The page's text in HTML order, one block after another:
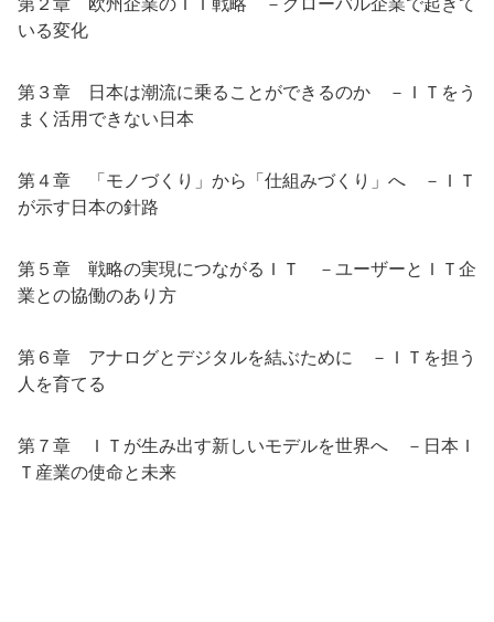
いる変化
第３章 日本は潮流に乗ることができるのか －ＩＴをう
まく活用できない日本
第４章 「モノづくり」から「仕組みづくり」へ －ＩＴ
が示す日本の針路
第５章 戦略の実現につながるＩＴ －ユーザーとＩＴ企
業との協働のあり方
第６章 アナログとデジタルを結ぶために －ＩＴを担う
人を育てる
第７章 ＩＴが生み出す新しいモデルを世界へ －日本Ｉ
Ｔ産業の使命と未来